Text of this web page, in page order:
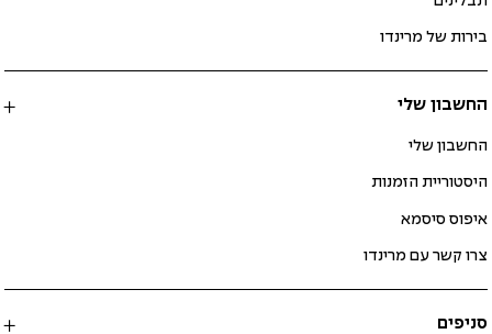
בירות של מרינדו
החשבון שלי
החשבון שלי
היסטוריית הזמנות
איפוס סיסמא
צרו קשר עם מרינדו
סניפים